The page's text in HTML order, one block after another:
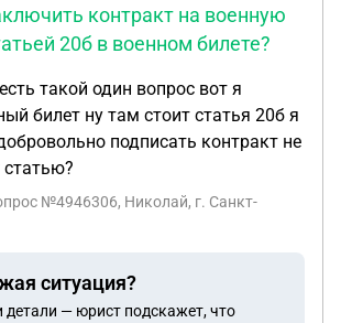
контракт на военную
20б в военном билете?
такой один вопрос вот я
билет ну там стоит статья 20б я
подписать контракт не
статью?
№4946306, Николай, г. Санкт-
ситуация?
детали — юрист подскажет, что